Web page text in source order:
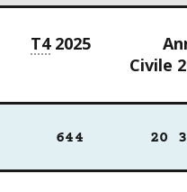
T42025
Civile
644 20